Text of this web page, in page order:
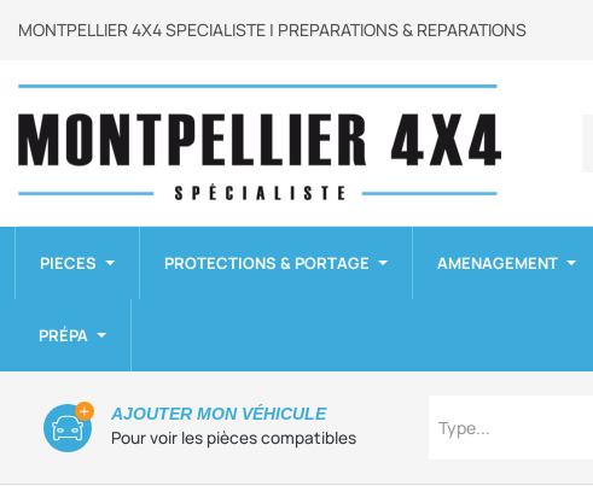
MONTPELLIER 4X4 SPECIALISTE | PREPARATIONS & REPARATIONS
PIECES PROTECTIONS & PORTAGE AMENAGEMENT
PRÉPA
Pour voir les pièces compatibles
AJOUTER MON VÉHICULE
Type...